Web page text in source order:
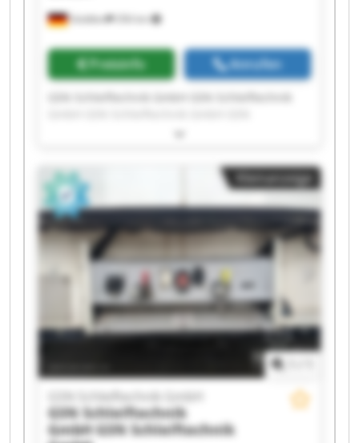
Stödtlen 356 km
Preisinfo Anrufen
Schleiftechnik GmbH GSN Schleiftechnik GmbH
GmbH GSN Schleiftechnik GmbH GSN
Schleiftechnik GmbH GSN Schleiftechnik GmbH
GSN Schleiftechnik GmbH GSN Schleiftechnik
GmbH GSN Schleiftechnik GmbH GSN
Schleiftechnik GmbH GSN Schleiftechnik GmbH
GSN Schleiftechnik GmbH GSN Schleiftechnik
GmbH GSN Schleiftechnik GmbH GSN
Schleiftechnik GmbH GSN Schleiftechnik GmbH
Kleinanzeige
GSN Schleiftechnik GmbH
GSN Schleiftechnik
GmbHGSN Schleiftechnik